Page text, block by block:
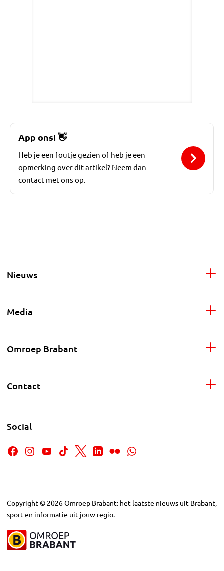
App ons! 👋
Heb je een foutje gezien of heb je een
opmerking over dit artikel? Neem dan
contact met ons op.
Nieuws
Media
Omroep Brabant
Contact
Social
Copyright © 2026Omroep Brabant: het laatste nieuws uit Brabant,
sport en informatie uit jouw regio.